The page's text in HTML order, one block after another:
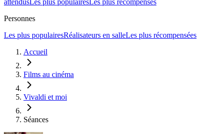
attendusLes plus populairesLes plus récompensés
Personnes
Les plus populairesRéalisateurs en salleLes plus récompensées
Accueil
Films au cinéma
Vivaldi et moi
Séances